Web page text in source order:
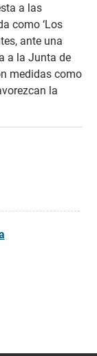
a las
como ‘Los
ante una
a la Junta de
medidas como
la